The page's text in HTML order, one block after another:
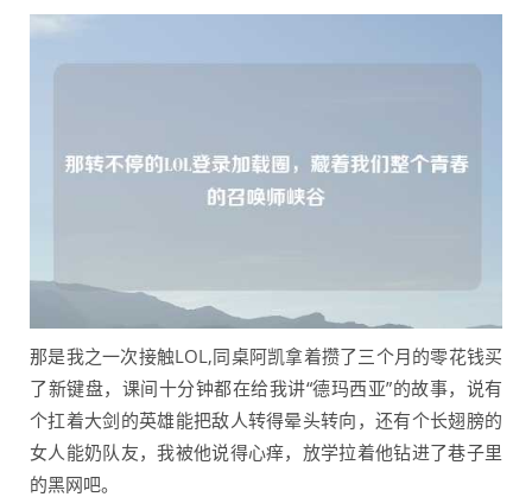
那是我之一次接触LOL,同桌阿凯拿着攒了三个月的零花钱买
了新键盘，课间十分钟都在给我讲“德玛西亚”的故事，说有
个扛着大剑的英雄能把敌人转得晕头转向，还有个长翅膀的
女人能奶队友，我被他说得心痒，放学拉着他钻进了巷子里
的黑网吧。